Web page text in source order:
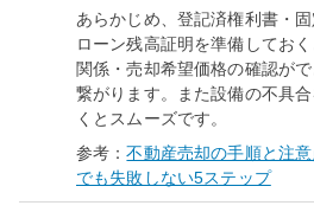
あらかじめ、登記済権利書・
ローン残高証明を準備してお
関係・売却希望価格の確認が
繋がります。また設備の不具
くとスムーズです。
参考：不動産売却の手順と注
でも失敗しない5ステップ